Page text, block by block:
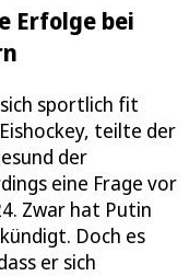
Erfolge bei
sportlich fit
teilte der
der
eine Frage vor
Zwar hat Putin
Doch es
er sich